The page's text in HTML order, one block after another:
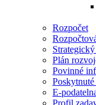
Rozpočet
Plán
Povinné
E-
Profil